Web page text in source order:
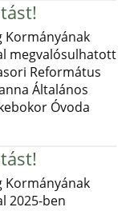
Kormányának
megvalósulhatott
Református
Általános
Óvoda
Kormányának
2025-ben